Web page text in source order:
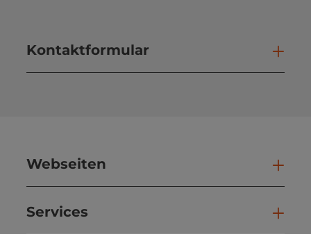
Kontaktformular
Webseiten
Services